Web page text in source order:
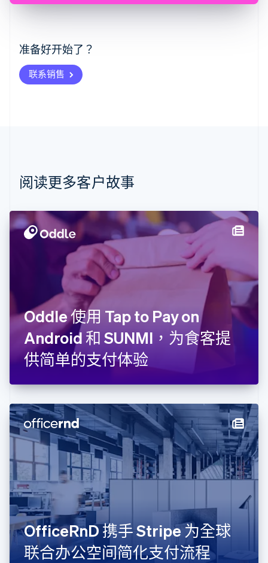
准备好开始了？
联系销售
阅读更多客户故事
Oddle 使用 Tap to Pay on
Android 和 SUNMI，为食客提
供简单的支付体验
OfficeRnD 携手 Stripe 为全球
联合办公空间简化支付流程
爱沙尼亚
English
奥地利
Deutsch English
Nederlands Français Deutsch
波兰
丹麦
English
德国
English
English
English Svenska
荷兰
NederlandsEnglish
加拿大
English Français
捷克
克罗地亚
拉脱维亚
English
立陶宛
English
列支敦士登
Deutsch English
卢森堡
Français DeutschEnglish
罗马尼亚
English
马尔他
English
马来西亚